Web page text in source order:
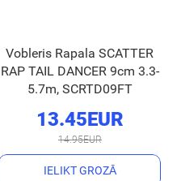
Vobleris Rapala SCATTER
RAP TAIL DANCER 9cm 3.3-
5.7m, SCRTD09FT
13.45EUR
14.95EUR
IELIKT GROZĀ